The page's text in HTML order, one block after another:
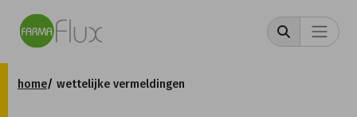
home wettelijke vermeldingen